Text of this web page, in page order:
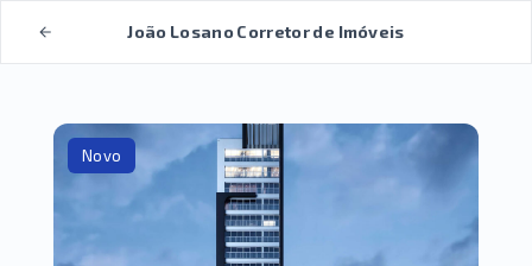
João Losano Corretor de Imóveis
Novo